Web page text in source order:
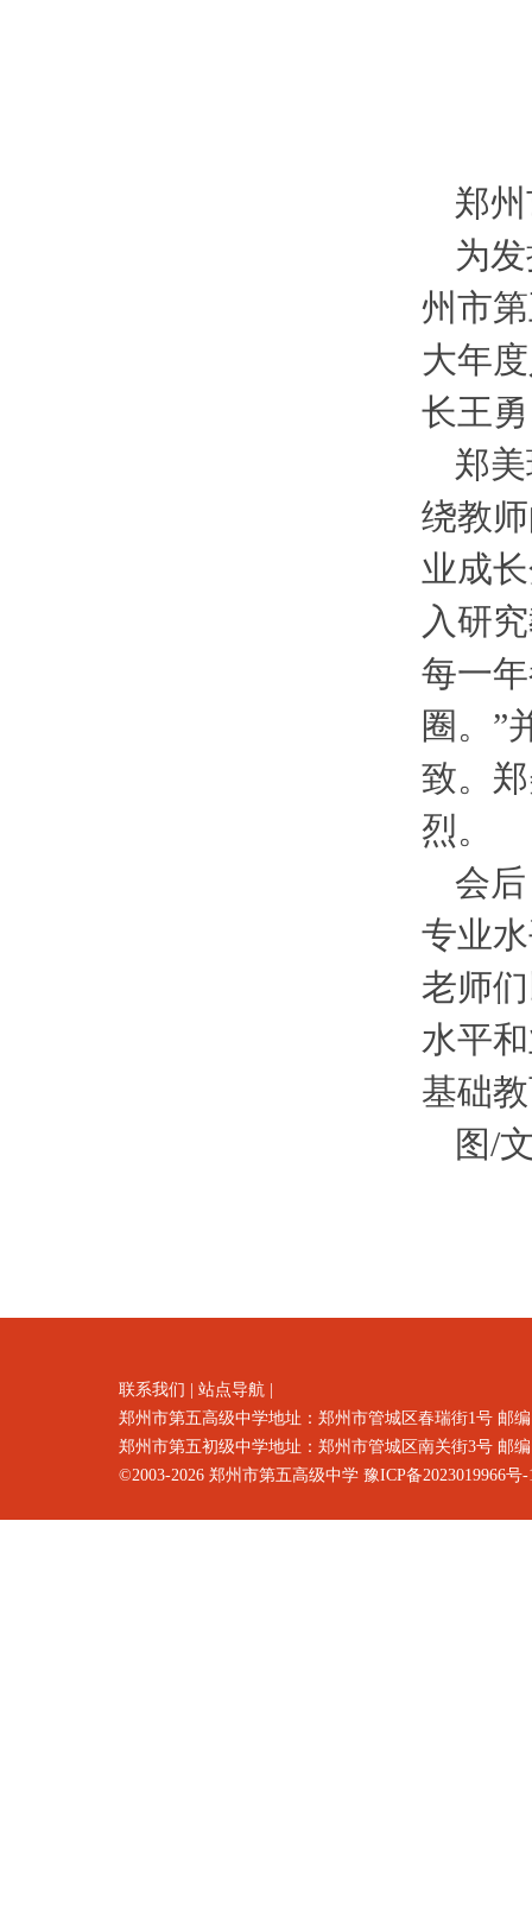
郑
为
州市
大年
长王
郑
绕教
业成
入研
每一
圈。”
致。
烈。
会
专业
老师
水平
基础
图/
联系我们 站点导航
郑州市第五高级中学地址：郑州市管城区春瑞街1号 邮
郑州市第五初级中学地址：郑州市管城区南关街3号 邮
©2003-2026 郑州市第五高级中学 豫ICP备2023019966号-